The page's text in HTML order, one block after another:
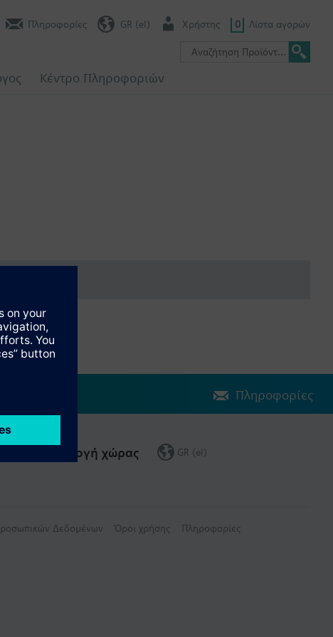
Κέντρο Πληροφοριών
Πληροφορίες GR (el) Χρήστης 0 Λίστα αγορών
Πληροφορίες
Επιλογή χώρας GR (el)
Δεδομένων Όροι χρήσης Πληροφορίες